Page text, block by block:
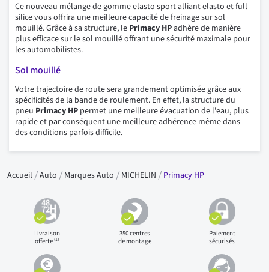
Ce nouveau mélange de gomme elasto sport alliant elasto et full
silice vous offrira une meilleure capacité de freinage sur sol
mouillé. Grâce à sa structure, le Primacy HPadhère de manière
plus efficace sur le sol mouillé offrant une sécurité maximale pour
les automobilistes.
Sol mouillé
Votre trajectoire de route sera grandement optimisée grâce aux
spécificités de la bande de roulement. En effet, la structure du
pneu Primacy HP permet une meilleure évacuation de l'eau, plus
rapide et par conséquent une meilleure adhérence même dans
des conditions parfois difficile.
Accueil Auto Marques Auto MICHELIN Primacy HP
Livraison
offerte(1)
350 centres
de montage
Paiement
sécurisés